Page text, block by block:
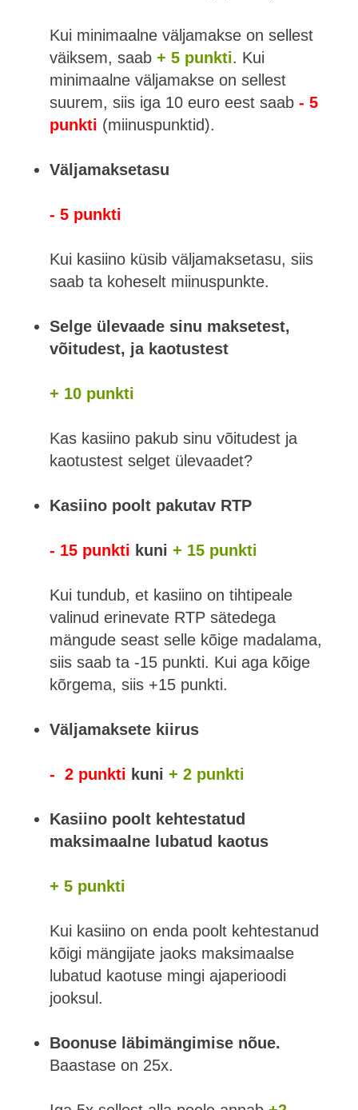
Kui minimaalne väljamakse on sellest
väiksem, saab+ 5 punkti. Kui
minimaalne väljamakse on sellest
suurem, siis iga 10 euro eest saab- 5
punkti (miinuspunktid).
Väljamaksetasu
- 5 punkti
Kui kasiino küsib väljamaksetasu, siis
saab ta koheselt miinuspunkte.
Selge ülevaade sinu maksetest,
võitudest, ja kaotustest
+ 10 punkti
Kas kasiino pakub sinu võitudest ja
kaotustest selget ülevaadet?
Kasiino poolt pakutav RTP
- 15 punkti kuni+ 15 punkti
Kui tundub, et kasiino on tihtipeale
valinud erinevate RTP sätedega
mängude seast selle kõige madalama,
siis saab ta -15 punkti. Kui aga kõige
kõrgema, siis +15 punkti.
Väljamaksete kiirus
- 2 punkti kuni+ 2 punkti
Kasiino poolt kehtestatud
maksimaalne lubatud kaotus
+ 5 punkti
Kui kasiino on enda poolt kehtestanud
kõigi mängijate jaoks maksimaalse
lubatud kaotuse mingi ajaperioodi
jooksul.
Boonuse läbimängimise nõue.
Baastase on 25x.